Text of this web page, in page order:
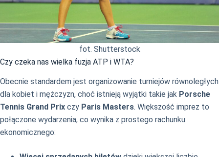
fot. Shutterstock
Czy czeka nas wielka fuzja ATP i WTA?
Obecnie standardem jest organizowanie turniejów równoległych
dla kobiet i mężczyzn, choć istnieją wyjątki takie jak Porsche
Tennis Grand Prix czy Paris Masters. Większość imprez to
połączone wydarzenia, co wynika z prostego rachunku
ekonomicznego: